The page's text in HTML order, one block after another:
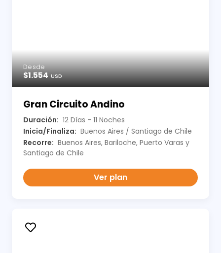
Desde
$1.554USD
Gran Circuito Andino
Duración: 12 Días - 11 Noches
Inicia/Finaliza: Buenos Aires / Santiago de Chile
Recorre: Buenos Aires, Bariloche, Puerto Varas y
Santiago de Chile
Ver plan